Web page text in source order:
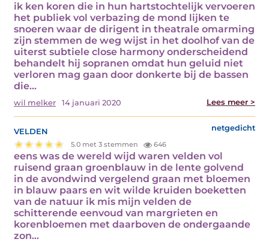
ik ken koren die in hun hartstochtelijk vervoeren
het publiek vol verbazing de mond lijken te
snoeren waar de dirigent in theatrale omarming
zijn stemmen de weg wijst in het doolhof van de
uiterst subtiele close harmony onderscheidend
behandelt hij sopranen omdat hun geluid niet
verloren mag gaan door donkerte bij de bassen
die…
wil melker 14 januari 2020 Lees meer >
velden netgedicht
5.0 met 3 stemmen 646
eens was de wereld wijd waren velden vol
ruisend graan groenblauw in de lente golvend
in de avondwind vergelend graan met bloemen
in blauw paars en wit wilde kruiden boeketten
van de natuur ik mis mijn velden de
schitterende eenvoud van margrieten en
korenbloemen met daarboven de ondergaande
zon…